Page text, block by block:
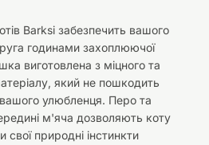
та аскесуари
Barksi забезпечить вашого
годинами захоплюючої
виготовлена з міцного та
який не пошкодить
улюбленця. Перо та
м'яча дозволяють коту
свої природні інстинкти